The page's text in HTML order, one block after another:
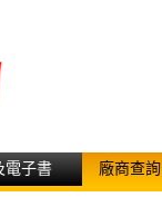
電子書 廠商查詢